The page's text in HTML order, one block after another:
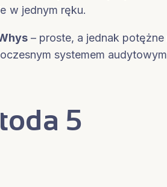
w jednym ręku.
– proste, a jednak potężne
systemem
5